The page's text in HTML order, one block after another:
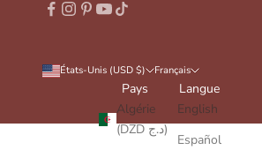
États-Unis (USD $)
Pays
Algérie
(DZD د.ج)
Français
Langue
English
Español